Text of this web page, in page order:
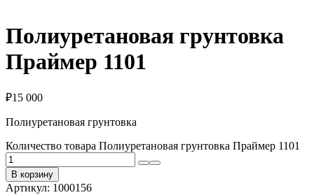
Полиуретановая грунтовка
Праймер 1101
₽15 000
Полиуретановая грунтовка
Количество товара Полиуретановая грунтовка Праймер 1101
В корзину
Артикул: 1000156